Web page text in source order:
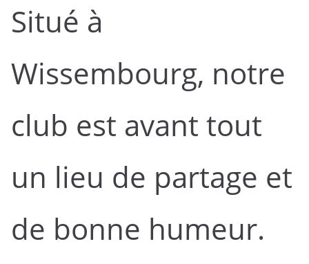
Situé à
Wissembourg, notre
club est avant tout
un lieu de partage et
de bonne humeur.